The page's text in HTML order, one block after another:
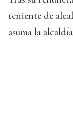
teniente de
asuma la